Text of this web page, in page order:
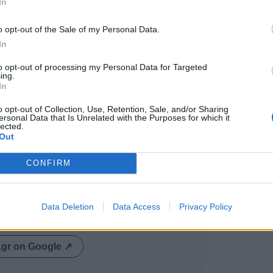
opt-out of the Sale of my Personal Data.
opt-out of processing my Personal Data for Targeted
opt-out of Collection, Use, Retention, Sale, and/or Sharing
Data that Is Unrelated with the Purposes for which it
CONFIRM
Data Deletion Data Access Privacy Policy
The World Is Not Enough ενώ τελευταία
2002.
πρώτη φορά για το ρόλο του Τζέημς Μποντ
ακόμα από το συμβόλαιο του στη σειρά
πρόταση.
πράκτορα υποδύθηκε στις ταινίες The
αντίστοιχα ο Τίμοθυ Ντάλτον.
στα αποτελέσματα αναζήτησης
on Google ↗